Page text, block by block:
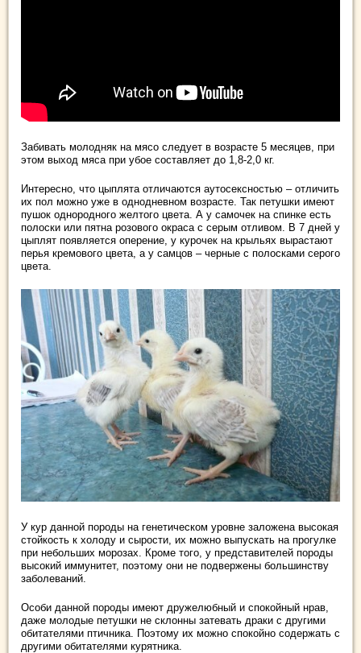
Забивать молодняк на мясо следует в возрасте 5 месяцев, при
этом выход мяса при убое составляет до 1,8-2,0 кг.
Интересно, что цыплята отличаются аутосексностью – отличить
их пол можно уже в однодневном возрасте. Так петушки имеют
пушок однородного желтого цвета. А у самочек на спинке есть
полоски или пятна розового окраса с серым отливом. В 7 дней у
цыплят появляется оперение, у курочек на крыльях вырастают
перья кремового цвета, а у самцов – черные с полосками серого
цвета.
У кур данной породы на генетическом уровне заложена высокая
стойкость к холоду и сырости, их можно выпускать на прогулке
при небольших морозах. Кроме того, у представителей породы
высокий иммунитет, поэтому они не подвержены большинству
заболеваний.
Особи данной породы имеют дружелюбный и спокойный нрав,
даже молодые петушки не склонны затевать драки с другими
обитателями птичника. Поэтому их можно спокойно содержать с
другими обитателями курятника.